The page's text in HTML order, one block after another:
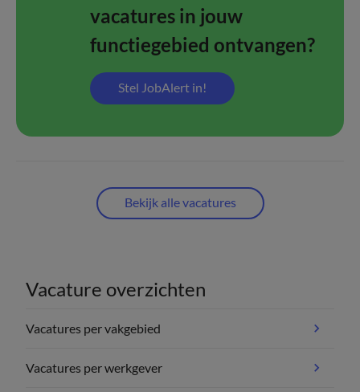
vacatures in jouw
functiegebied ontvangen?
Stel JobAlert in!
Bekijk alle vacatures
Vacature overzichten
Vacatures per vakgebied
Vacatures per werkgever